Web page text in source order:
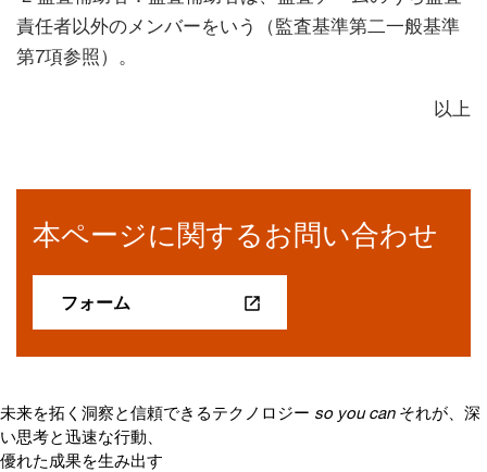
責任者以外のメンバーをいう（監査基準第二一般基準
第7項参照）。
以上
本ページに関するお問い合わせ
フォーム
未来を拓く洞察と信頼できるテクノロジー so you can それが、深
い思考と迅速な行動、
優れた成果を生み出す